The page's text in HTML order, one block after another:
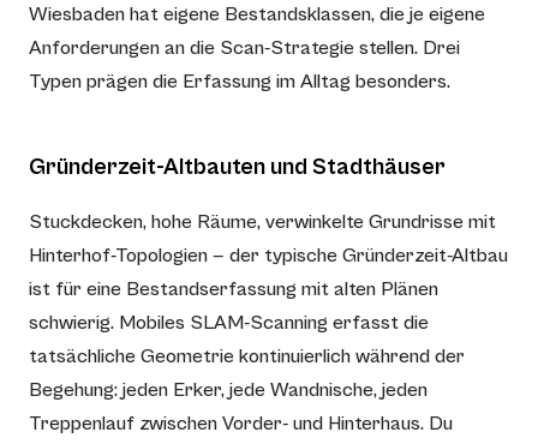
Wiesbaden hat eigene Bestandsklassen, die je eigene
Anforderungen an die Scan-Strategie stellen. Drei
Typen prägen die Erfassung im Alltag besonders.
Gründerzeit-Altbauten und Stadthäuser
Stuckdecken, hohe Räume, verwinkelte Grundrisse mit
Hinterhof-Topologien — der typische Gründerzeit-Altbau
ist für eine Bestandserfassung mit alten Plänen
schwierig. Mobiles SLAM-Scanning erfasst die
tatsächliche Geometrie kontinuierlich während der
Begehung: jeden Erker, jede Wandnische, jeden
Treppenlauf zwischen Vorder- und Hinterhaus. Du